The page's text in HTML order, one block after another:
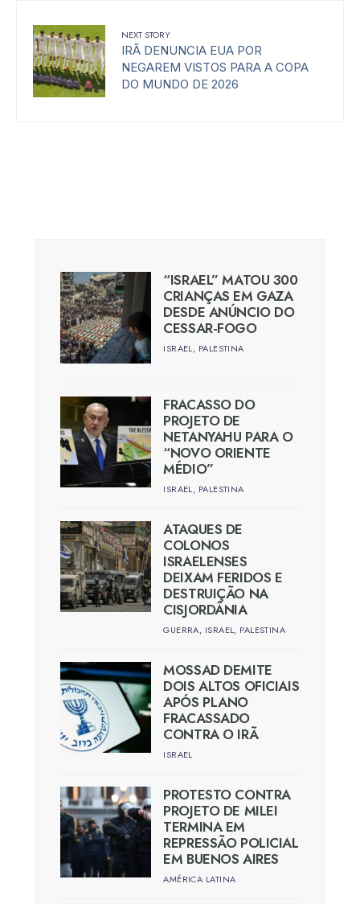
NEXT STORY
IRÃ DENUNCIA EUA POR
NEGAREM VISTOS PARA A COPA
DO MUNDO DE 2026
“ISRAEL” MATOU 300
CRIANÇAS EM GAZA
DESDE ANÚNCIO DO
CESSAR-FOGO
ISRAEL, PALESTINA
FRACASSO DO
PROJETO DE
NETANYAHU PARA O
“NOVO ORIENTE
MÉDIO”
ISRAEL, PALESTINA
ATAQUES DE
COLONOS
ISRAELENSES
DEIXAM FERIDOS E
DESTRUIÇÃO NA
CISJORDÂNIA
GUERRA, ISRAEL, PALESTINA
MOSSAD DEMITE
DOIS ALTOS OFICIAIS
APÓS PLANO
FRACASSADO
CONTRA O IRÃ
ISRAEL
PROTESTO CONTRA
PROJETO DE MILEI
TERMINA EM
REPRESSÃO POLICIAL
EM BUENOS AIRES
AMÉRICA LATINA